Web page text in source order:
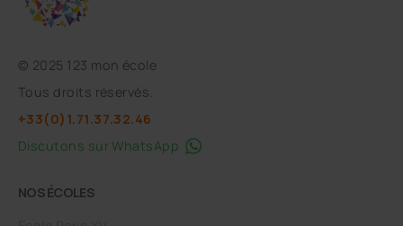
© 2025 123 mon école
Tous droits réservés.
+33(0)1.71.37.32.46
Discutons sur WhatsApp
NOS ÉCOLES